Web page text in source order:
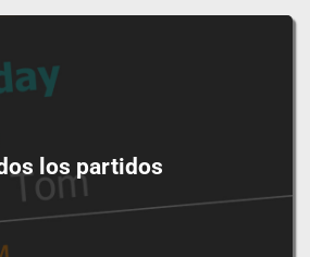
los partidos